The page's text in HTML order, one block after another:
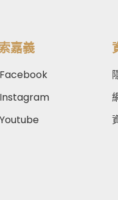
嘉義
Facebook
Instagram
Youtube